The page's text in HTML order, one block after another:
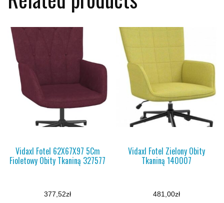
Vidaxl Fotel 62X67X97 5Cm
Fioletowy Obity Tkaniną 327577
377,52zł
Vidaxl Fotel Zielony Obity
Tkaniną 140007
481,00zł